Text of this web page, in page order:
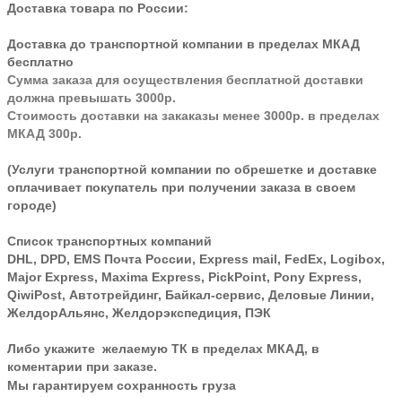
Доставка товара по России:
Доставка до транспортной компании в пределах МКАД
бесплатно
Сумма заказа для осуществления бесплатной доставки
должна превышать 3000р.
Стоимость доставки на закаказы менее 3000р. в пределах
МКАД 300р.
(Услуги транспортной компании по обрешетке и доставке
оплачивает покупатель при получении заказа в своем
городе)
Список транспортных компаний
DHL, DPD, EMS Почта России, Express mail, FedEx, Logibox,
Major Express, Maxima Express, PickPoint, Pony Express,
QiwiPost, Автотрейдинг, Байкал-сервис, Деловые Линии,
ЖелдорАльянс, Желдорэкспедиция, ПЭК
Либо укажите желаемую ТК в пределах МКАД, в
коментарии при заказе.
Мы гарантируем сохранность груза